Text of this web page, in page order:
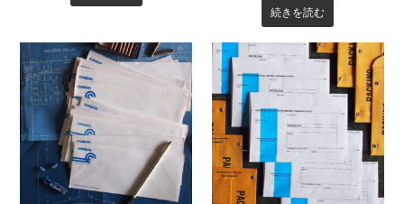
続きを読む
¥165 ¥330